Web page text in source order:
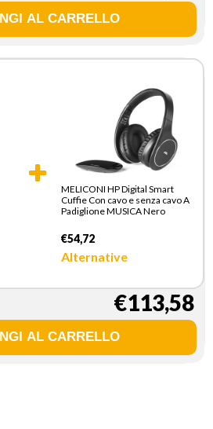
MELICONI HP Digital Smart
Cuffie Con cavo e senza cavo A
Padiglione MUSICA Nero
€54,72
Alternative
€113,58